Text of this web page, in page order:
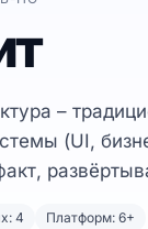
–
(UI,
4 Платформ: 6+